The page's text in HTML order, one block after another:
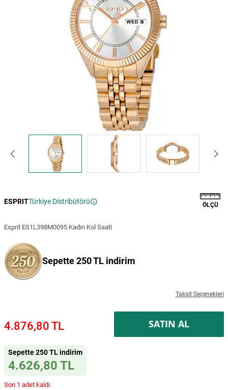
ESPRITTürkiye Distribütörü ÖLÇÜ
Esprit ES1L398M0095 Kadın Kol Saati
Sepette 250 TL indirim
Taksit Seçenekleri
4.876,80 TL SATIN AL
Sepette 250 TL indirim
4.626,80 TL
Son 1 adet kaldı